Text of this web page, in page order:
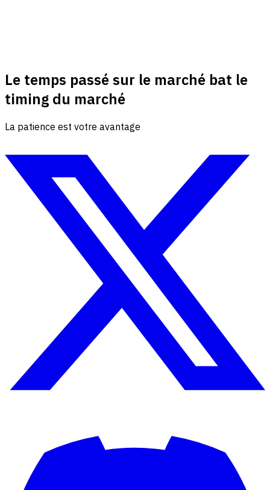
Le temps passé sur le marché bat le
timing du marché
La patience est votre avantage